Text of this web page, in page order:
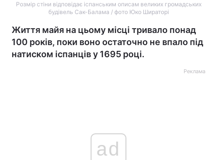
Розмір стіни відповідає іспанським описам великих громадських
будівель Сак-Балама / фото Юко Шираторі
Життя майя на цьому місці тривало понад
100 років, поки воно остаточно не впало під
натиском іспанців у 1695 році.
Реклама
ad